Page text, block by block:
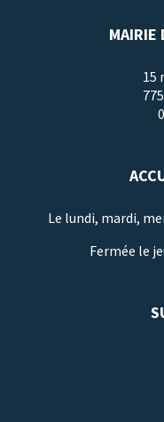
MAIRIE
15
Le lundi, mardi,
Fermée le